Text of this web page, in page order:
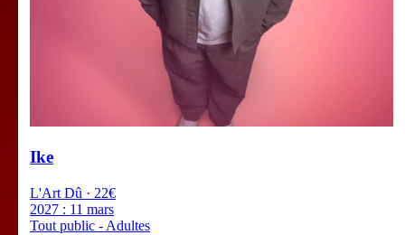
Ike
L'Art Dû · 22€
2027 : 11 mars
Tout public - Adultes